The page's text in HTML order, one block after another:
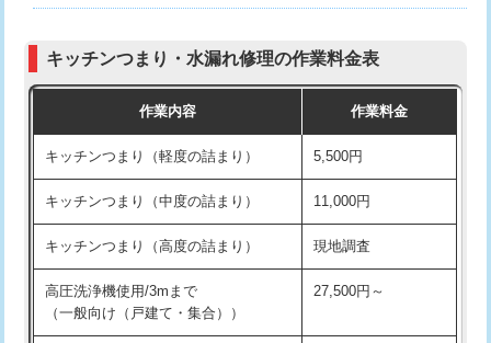
管・ポリ管・HT管使用/3ｍ超え)
排水管工事（土の掘削・埋め戻し作
11,000円~
排水管工事（排水管工事/3ｍまで） 55,000円
排水管工事（追加 排水管工事/3ｍ超
+11,000円
マス交換（土の掘削・埋め戻し作業）
マス交換（深さ50㎝未満）
式・ワンホール）)
交換・取付(排水栓・排水トラップ
22,000円+材料費
持込商品取付（単水栓）
キッチンつまり・水漏れ修理の作業料金表
作業内容 作業料金
キッチンつまり（軽度の詰まり） 5,500円
キッチンつまり（中度の詰まり） 11,000円
キッチンつまり（高度の詰まり） 現地調査
高圧洗浄機使用/3mまで
（一般向け（戸建て・集合））
27,500円～